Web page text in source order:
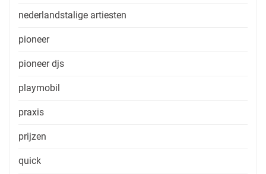
nederlandstalige artiesten
pioneer
pioneer djs
playmobil
praxis
prijzen
quick